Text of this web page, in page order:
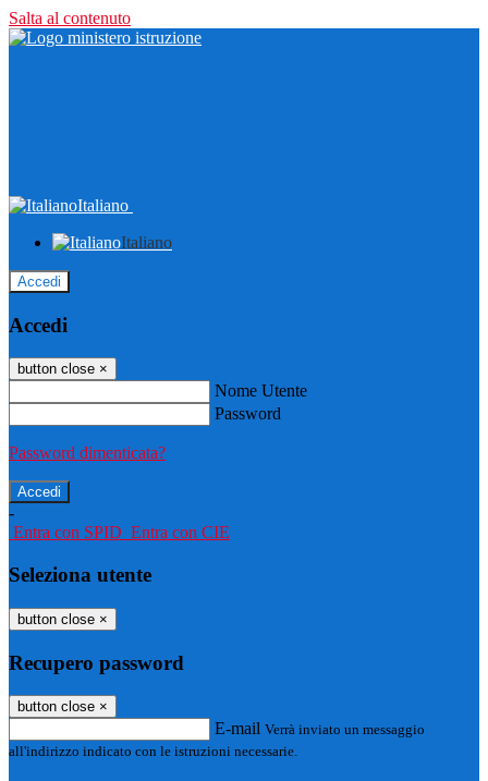
Salta al contenuto
Italiano
Italiano
Accedi
Accedi
button close ×
Nome Utente
Password
Password dimenticata?
-
Entra con SPID Entra con CIE
Seleziona utente
button close ×
Recupero password
button close ×
E-mail Verrà inviato un messaggio
all'indirizzo indicato con le istruzioni necessarie.